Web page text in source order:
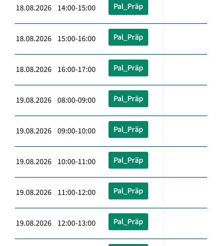
18.08.2026 14:00-15:00 Pal_Präp
18.08.2026 15:00-16:00 Pal_Präp
18.08.2026 16:00-17:00 Pal_Präp
19.08.2026 08:00-09:00 Pal_Präp
19.08.2026 09:00-10:00 Pal_Präp
19.08.2026 10:00-11:00 Pal_Präp
19.08.2026 11:00-12:00 Pal_Präp
19.08.2026 12:00-13:00 Pal_Präp